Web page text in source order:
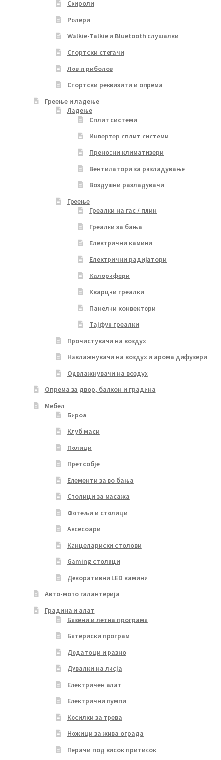
Скироли
Ролери
Walkie-Talkie и Bluetooth слушалки
Спортски стегачи
Лов и риболов
Спортски реквизити и опрема
Греење и ладење
Ладење
Сплит системи
Инвертер сплит системи
Преносни климатизери
Вентилатори за разладување
Воздушни разладувачи
Греење
Греалки на гас / плин
Греалки за бања
Електрични камини
Електрични радијатори
Калорифери
Кварцни греалки
Панелни конвектори
Тајфун греалки
Прочистувачи на воздух
Навлажнувачи на воздух и арома дифузери
Одвлажнувачи на воздух
Опрема за двор, балкон и градина
Мебел
Бироа
Клуб маси
Полици
Претсобје
Елементи за во бања
Столици за масажа
Фотељи и столици
Аксесоари
Канцелариски столови
Gaming столици
Декоративни LED камини
Авто-мото галантерија
Градина и алат
Базени и летна програма
Батериски програм
Додатоци и разно
Дувалки на лисја
Електричен алат
Електрични пумпи
Косилки за трева
Ножици за жива ограда
Перачи под висок притисок